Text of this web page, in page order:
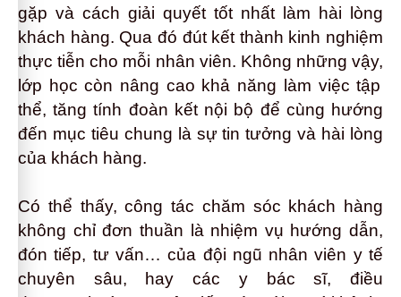
gặp và cách giải quyết tốt nhất làm hài lòng
khách hàng. Qua đó đút kết thành kinh nghiệm
thực tiễn cho mỗi nhân viên. Không những vậy,
lớp học còn nâng cao khả năng làm việc tập
thể, tăng tính đoàn kết nội bộ để cùng hướng
đến mục tiêu chung là sự tin tưởng và hài lòng
của khách hàng.
Có thể thấy, công tác chăm sóc khách hàng
không chỉ đơn thuần là nhiệm vụ hướng dẫn,
đón tiếp, tư vấn… của đội ngũ nhân viên y tế
chuyên sâu, hay các y bác sĩ, điều